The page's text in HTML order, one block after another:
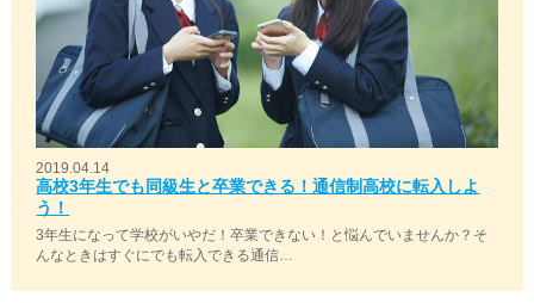
2019.04.14
高校3年生でも同級生と卒業できる！通信制高校に転入しよ
う！
3年生になって学校がいやだ！卒業できない！と悩んでいませんか？そ
んなときはすぐにでも転入できる通信…